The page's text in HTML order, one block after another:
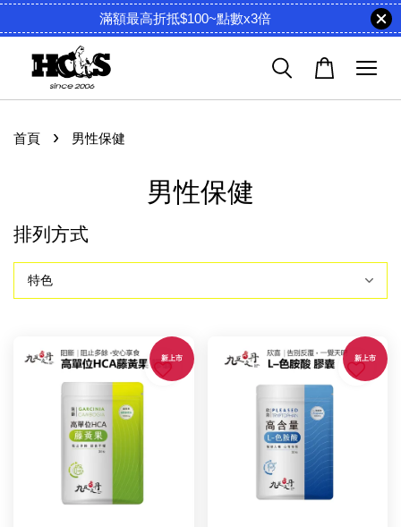
滿額最高折抵$100~點數x3倍
首頁 › 男性保健
男性保健
排列方式
新上市 新上市